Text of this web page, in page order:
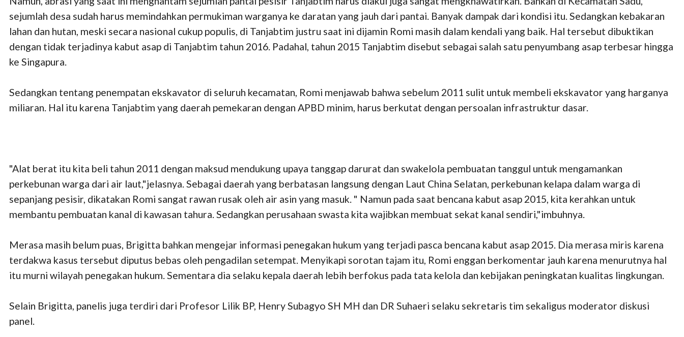
sejumlah desa sudah harus memindahkan permukiman warganya ke daratan yang jauh dari pantai. Banyak dampak dari kondisi itu. Sedangkan kebakaran
lahan dan hutan, meski secara nasional cukup populis, di Tanjabtim justru saat ini dijamin Romi masih dalam kendali yang baik. Hal tersebut dibuktikan
dengan tidak terjadinya kabut asap di Tanjabtim tahun 2016. Padahal, tahun 2015 Tanjabtim disebut sebagai salah satu penyumbang asap terbesar hingga
ke Singapura.
Sedangkan tentang penempatan ekskavator di seluruh kecamatan, Romi menjawab bahwa sebelum 2011 sulit untuk membeli ekskavator yang harganya
miliaran. Hal itu karena Tanjabtim yang daerah pemekaran dengan APBD minim, harus berkutat dengan persoalan infrastruktur dasar.
"Alat berat itu kita beli tahun 2011 dengan maksud mendukung upaya tanggap darurat dan swakelola pembuatan tanggul untuk mengamankan
perkebunan warga dari air laut,"jelasnya. Sebagai daerah yang berbatasan langsung dengan Laut China Selatan, perkebunan kelapa dalam warga di
sepanjang pesisir, dikatakan Romi sangat rawan rusak oleh air asin yang masuk. " Namun pada saat bencana kabut asap 2015, kita kerahkan untuk
membantu pembuatan kanal di kawasan tahura. Sedangkan perusahaan swasta kita wajibkan membuat sekat kanal sendiri,"imbuhnya.
Merasa masih belum puas, Brigitta bahkan mengejar informasi penegakan hukum yang terjadi pasca bencana kabut asap 2015. Dia merasa miris karena
terdakwa kasus tersebut diputus bebas oleh pengadilan setempat. Menyikapi sorotan tajam itu, Romi enggan berkomentar jauh karena menurutnya hal
itu murni wilayah penegakan hukum. Sementara dia selaku kepala daerah lebih berfokus pada tata kelola dan kebijakan peningkatan kualitas lingkungan.
Selain Brigitta, panelis juga terdiri dari Profesor Lilik BP, Henry Subagyo SH MH dan DR Suhaeri selaku sekretaris tim sekaligus moderator diskusi
panel.